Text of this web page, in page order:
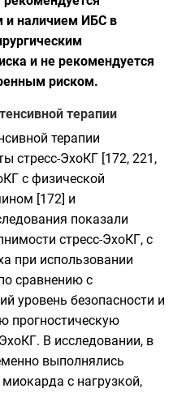
и наличием ИБС в
и не рекомендуется
риском.
терапии
терапии
стресс-ЭхоКГ [172, 221,
с физической
[172] и
показали
стресс-ЭхоКГ, с
при использовании
сравнению с
уровень безопасности и
прогностическую
В исследовании, в
выполнялись
с нагрузкой,